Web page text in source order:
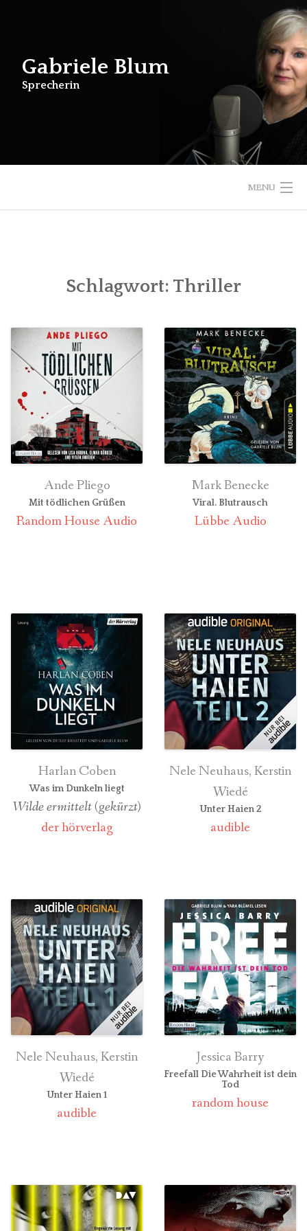
Gabriele Blum
Sprecherin
MENU
ÜBER MICHSchlagwort: Thriller
Ande Pliego
Mit tödlichen Grüßen
Random House Audio
Mark Benecke
Viral. Blutrausch
Lübbe Audio
Harlan Coben
Was im Dunkeln liegt
Wilde ermittelt (gekürzt)
der hörverlag
Nele Neuhaus, Kerstin
Wiedé
Unter Haien 2
audible
Nele Neuhaus, Kerstin
Wiedé
Unter Haien 1
audible
Jessica Barry
Freefall Die Wahrheit ist dein
Tod
random house